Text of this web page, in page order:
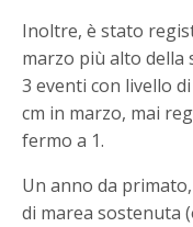
Inoltre, è stato
marzo più alto della
3 eventi con livello
cm in marzo, mai
fermo a 1.
Un anno da
di marea sostenuta